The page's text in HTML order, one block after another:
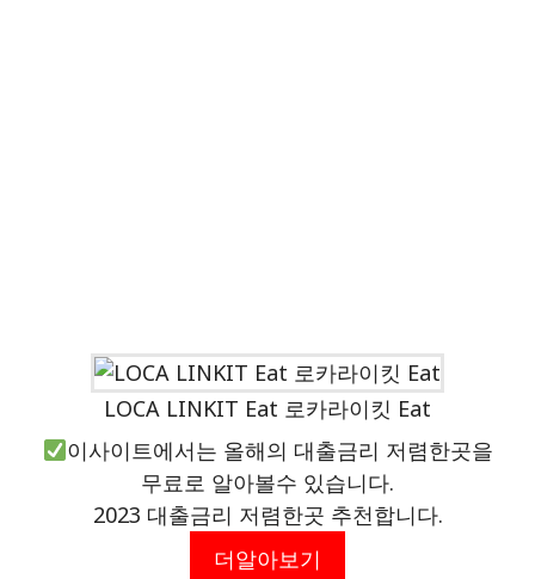
LOCA LINKIT Eat 로카라이킷 Eat
이사이트에서는 올해의 대출금리 저렴한곳을
무료로 알아볼수 있습니다.
2023 대출금리 저렴한곳 추천합니다.
더알아보기